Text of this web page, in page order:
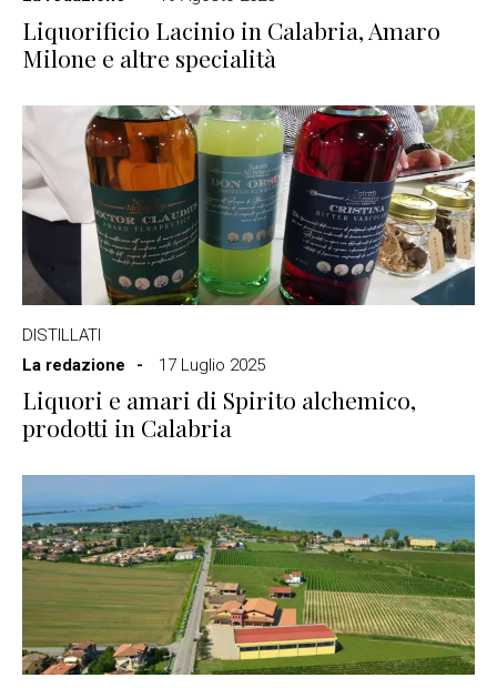
Liquorificio Lacinio in Calabria, Amaro
Milone e altre specialità
DISTILLATI
La redazione
17 Luglio 2025
Liquori e amari di Spirito alchemico,
prodotti in Calabria